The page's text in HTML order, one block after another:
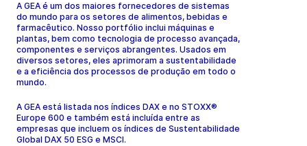
A GEA é um dos maiores fornecedores de sistemas
do mundo para os setores de alimentos, bebidas e
farmacêutico. Nosso portfólio inclui máquinas e
plantas, bem como tecnologia de processo avançada,
componentes e serviços abrangentes. Usados em
diversos setores, eles aprimoram a sustentabilidade
e a eficiência dos processos de produção em todo o
mundo.
A GEA está listada nos índices DAX e no STOXX®
Europe 600 e também está incluída entre as
empresas que incluem os índices de Sustentabilidade
Global DAX 50 ESG e MSCI.